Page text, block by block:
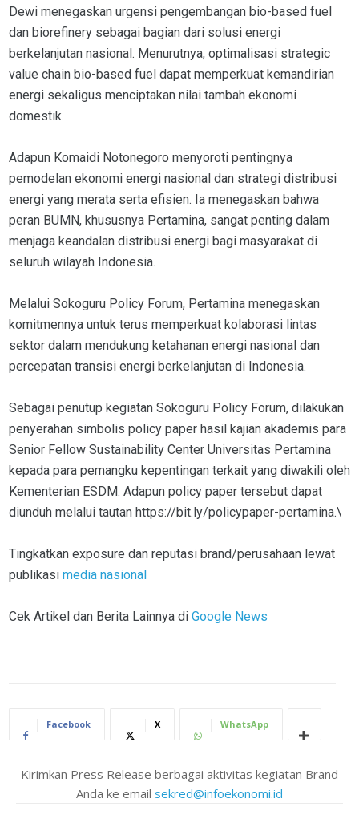
Dewi menegaskan urgensi pengembangan bio-based fuel
dan biorefinery sebagai bagian dari solusi energi
berkelanjutan nasional. Menurutnya, optimalisasi strategic
value chain bio-based fuel dapat memperkuat kemandirian
energi sekaligus menciptakan nilai tambah ekonomi
domestik.
Adapun Komaidi Notonegoro menyoroti pentingnya
pemodelan ekonomi energi nasional dan strategi distribusi
energi yang merata serta efisien. Ia menegaskan bahwa
peran BUMN, khususnya Pertamina, sangat penting dalam
menjaga keandalan distribusi energi bagi masyarakat di
seluruh wilayah Indonesia.
Melalui Sokoguru Policy Forum, Pertamina menegaskan
komitmennya untuk terus memperkuat kolaborasi lintas
sektor dalam mendukung ketahanan energi nasional dan
percepatan transisi energi berkelanjutan di Indonesia.
Sebagai penutup kegiatan Sokoguru Policy Forum, dilakukan
penyerahan simbolis policy paper hasil kajian akademis para
Senior Fellow Sustainability Center Universitas Pertamina
kepada para pemangku kepentingan terkait yang diwakili oleh
Kementerian ESDM. Adapun policy paper tersebut dapat
diunduh melalui tautan https://bit.ly/policypaper-pertamina.\
Tingkatkan exposure dan reputasi brand/perusahaan lewat
publikasi media nasional
Cek Artikel dan Berita Lainnya di Google News
Facebook X WhatsApp
Kirimkan Press Release berbagai aktivitas kegiatan Brand
Anda ke email sekred@infoekonomi.id